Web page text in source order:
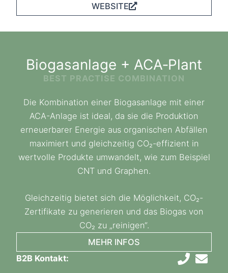
WEBSITE
Biogasanlage + ACA‑Plant
BEST PRACTISE COMBINATION
Die Kombination einer Biogasanlage mit einer
ACA-Anlage ist ideal, da sie die Produktion
erneuerbarer Energie aus organischen Abfällen
maximiert und gleichzeitig CO₂-effizient in
wertvolle Produkte umwandelt, wie zum Beispiel
CNT und Graphen.
Gleichzeitig bietet sich die Möglichkeit, CO₂-
Zertifikate zu generieren und das Biogas von
CO₂ zu „reinigen“.
MEHR INFOS
B2B Kontakt: